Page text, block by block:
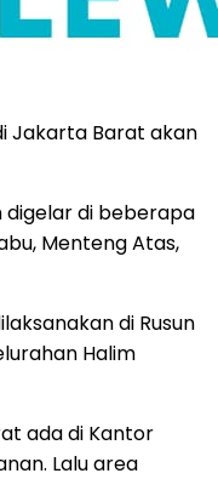
Jakarta Barat akan
di beberapa
Menteng Atas,
di Rusun
Halim
ada di Kantor
Lalu area